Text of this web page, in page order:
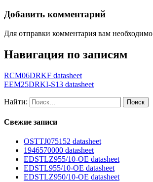
Добавить комментарий
Для отправки комментария вам необходимо
Навигация по записям
RCM06DRKF datasheet
EEM25DRKI-S13 datasheet
Найти:
Свежие записи
OSTTJ075152 datasheet
1946570000 datasheet
EDSTLZ955/10-OE datasheet
EDSTL955/10-OE datasheet
EDSTLZ950/10-OE datasheet